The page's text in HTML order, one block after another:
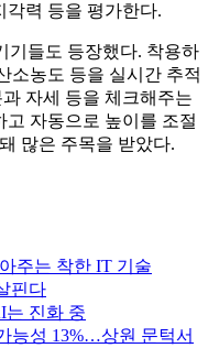
각력 등을 평가한다.
기들도 등장했다. 착용하
소농도 등을 실시간 추적
자세 등을 체크해주는
자동으로 높이를 조절
많은 주목을 받았다.
주는 착한 IT 기술
핀다
는 진화 중
능성 13%…상원 문턱서